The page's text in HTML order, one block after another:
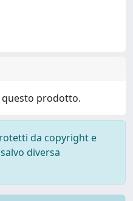
questo prodotto.
da copyright e
diversa